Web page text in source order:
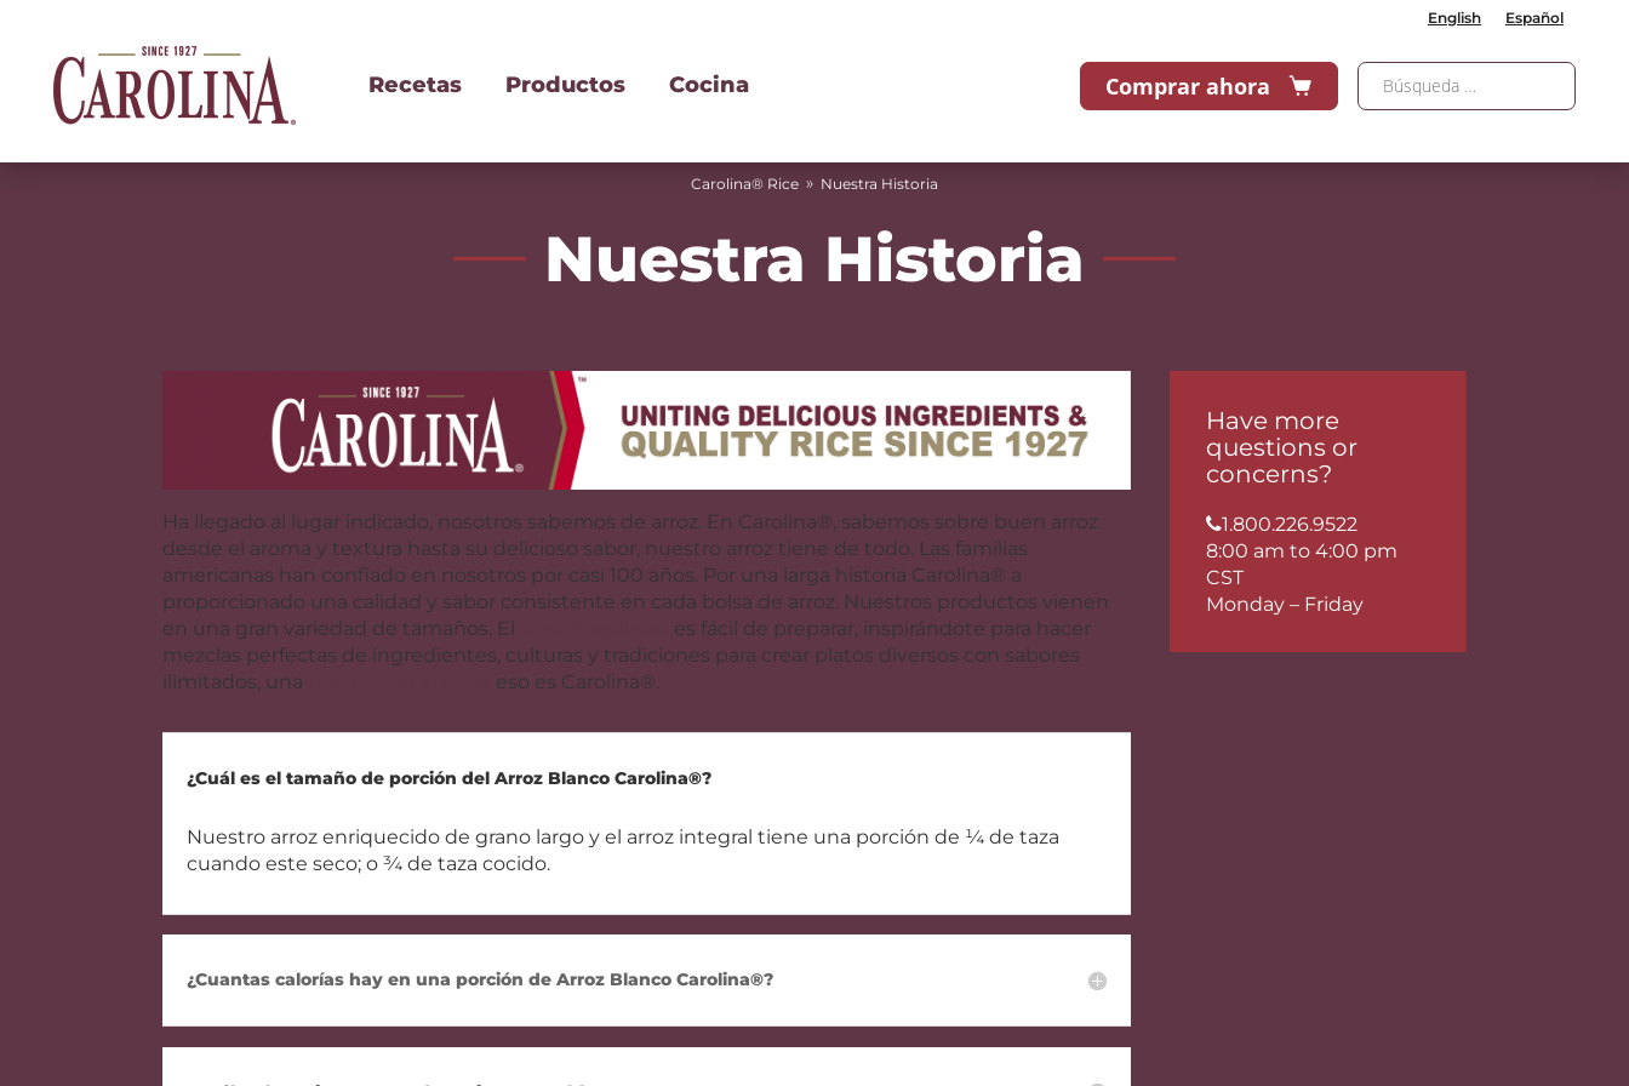
English Español
Recetas Productos Cocina Comprar ahora
Carolina® Rice » Nuestra Historia
Nuestra Historia
Ha llegado al lugar indicado, nosotros sabemos de arroz. En Carolina®, sabemos sobre buen arroz
desde el aroma y textura hasta su delicioso sabor, nuestro arroz tiene de todo. Las familias
americanas han confiado en nosotros por casi 100 años. Por una larga historia Carolina® a
proporcionado una calidad y sabor consistente en cada bolsa de arroz. Nuestros productos vienen
en una gran variedad de tamaños. El
es fácil de preparar, inspirándote para hacer
mezclas perfectas de ingredientes, culturas y tradiciones para crear platos diversos con sabores
ilimitados, una
eso es Carolina®.
¿Cuál es el tamaño de porción del Arroz Blanco Carolina®?
Nuestro arroz enriquecido de grano largo y el arroz integral tiene una porción de ¼ de taza
cuando este seco; o ¾ de taza cocido.
¿Cuantas calorías hay en una porción de Arroz Blanco Carolina®?
Have more
questions or
concerns?
1.800.226.9522
8:00 am to 4:00 pm
CST
Monday – Friday